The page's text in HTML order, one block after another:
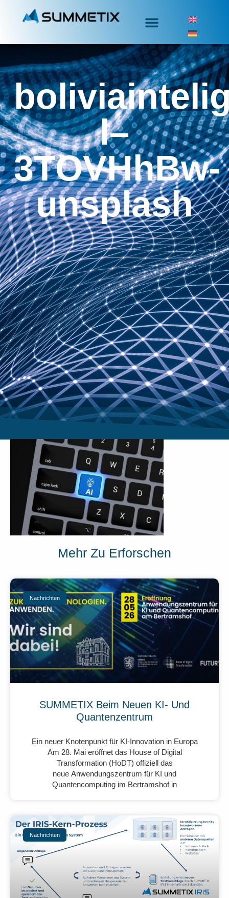
l–
3TOVHhBw-
unsplash
Mehr Zu Erforschen
Nachrichten
SUMMETIX Beim Neuen KI- Und
Quantenzentrum
Ein neuer Knotenpunkt für KI-Innovation in Europa
Am 28. Mai eröffnet das House of Digital
Transformation (HoDT) offiziell das
neue Anwendungszentrum für KI und
Quantencomputing im Bertramshof in
Nachrichten